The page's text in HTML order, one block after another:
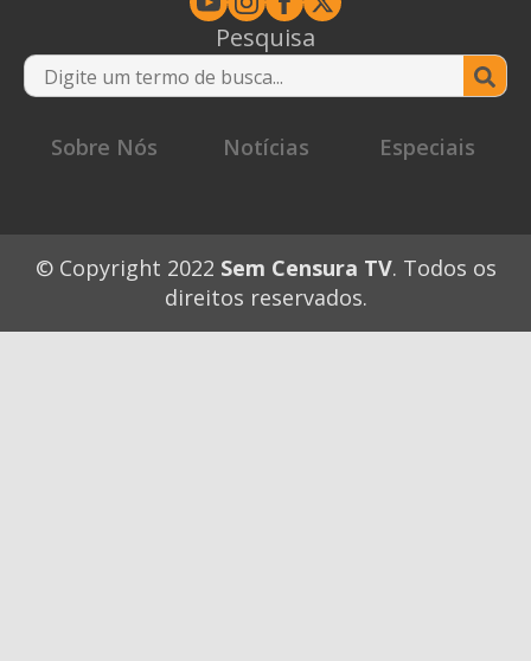
Pesquisa
Sobre Nós
Notícias Especiais
© Copyright 2022 Sem Censura TV. Todos os
direitos reservados.